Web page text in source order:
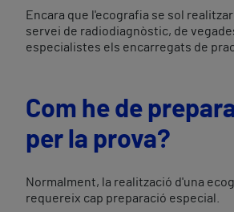
Encara que l'ecografia se sol
servei de radiodiagnòstic, de
especialistes els encarregats de
Com he de
per la prova?
Normalment, la realització d'una
requereix cap preparació especial.